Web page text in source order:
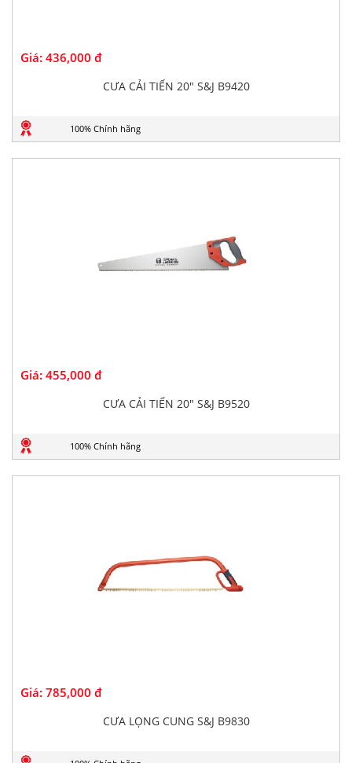
Giá: 436,000 đ
CƯA CẢI TIẾN 20" S&J B9420
100% Chính hãng
Giá: 455,000 đ
CƯA CẢI TIẾN 20" S&J B9520
100% Chính hãng
Giá: 785,000 đ
CƯA LỌNG CUNG S&J B9830